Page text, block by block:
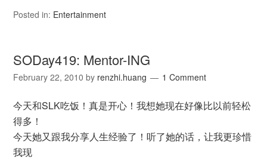
Posted in: Entertainment
SODay419: Mentor-ING
February 22, 2010 by renzhi.huang 1 Comment
今天和SLK吃饭！真是开心！我想她现在好像比以前轻松
得多！
今天她又跟我分享人生经验了！听了她的话，让我更珍惜
我现